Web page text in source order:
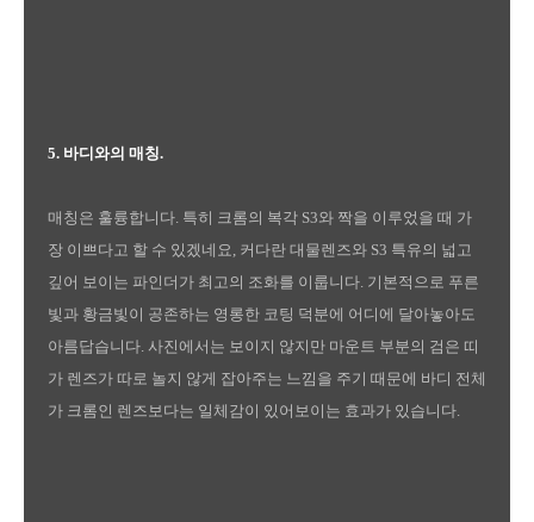
5. 바디와의 매칭.
매칭은 훌륭합니다. 특히 크롬의 복각 S3와 짝을 이루었을 때 가
장 이쁘다고 할 수 있겠네요, 커다란 대물렌즈와 S3 특유의 넓고
깊어 보이는 파인더가 최고의 조화를 이룹니다. 기본적으로 푸른
빛과 황금빛이 공존하는 영롱한 코팅 덕분에 어디에 달아놓아도
아름답습니다. 사진에서는 보이지 않지만 마운트 부분의 검은 띠
가 렌즈가 따로 놀지 않게 잡아주는 느낌을 주기 때문에 바디 전체
가 크롬인 렌즈보다는 일체감이 있어보이는 효과가 있습니다.